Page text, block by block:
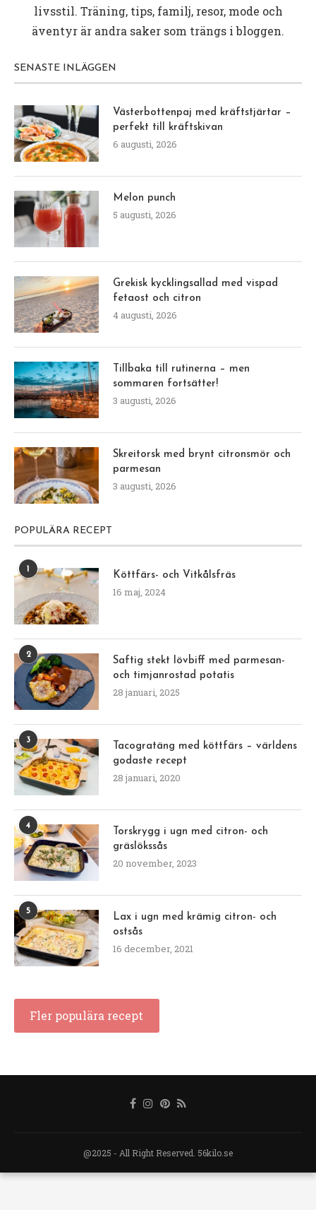
livsstil. Träning, tips, familj, resor, mode och
äventyr är andra saker som trängs i bloggen.
SENASTE INLÄGGEN
Västerbottenpaj med kräftstjärtar –
perfekt till kräftskivan
6 augusti, 2026
Melon punch
5 augusti, 2026
Grekisk kycklingsallad med vispad
fetaost och citron
4 augusti, 2026
Tillbaka till rutinerna – men
sommaren fortsätter!
3 augusti, 2026
Skreitorsk med brynt citronsmör och
parmesan
3 augusti, 2026
POPULÄRA RECEPT
1
Köttfärs- och Vitkålsfräs
16 maj, 2024
2
Saftig stekt lövbiff med parmesan-
och timjanrostad potatis
28 januari, 2025
3
Tacogratäng med köttfärs – världens
godaste recept
28 januari, 2020
4
Torskrygg i ugn med citron- och
gräslökssås
20 november, 2023
5
Lax i ugn med krämig citron- och
ostsås
16 december, 2021
Fler populära recept
@2025 - All Right Reserved. 56kilo.se